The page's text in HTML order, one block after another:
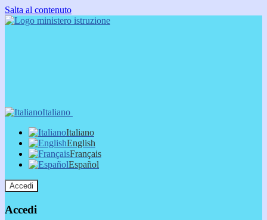
Salta al contenuto
Italiano
Italiano
English
Français
Español
Accedi
Accedi